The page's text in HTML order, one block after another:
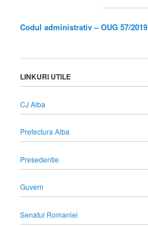
Codul administrativ – OUG 57/2019
LINKURI UTILE
CJ Alba
Prefectura Alba
Presedentie
Guvern
Senatul Romaniei